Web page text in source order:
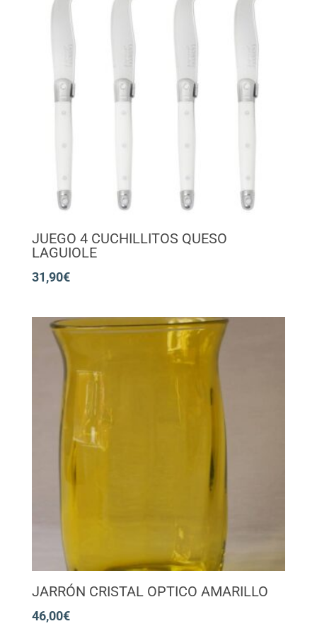
JUEGO 4 CUCHILLITOS QUESO
LAGUIOLE
31,90€
JARRÓN CRISTAL OPTICO AMARILLO
46,00€